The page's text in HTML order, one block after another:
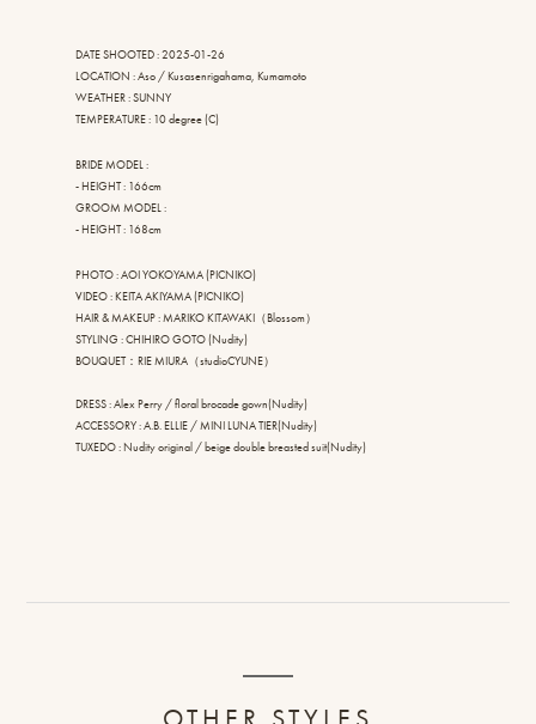
DATE SHOOTED : 2025-01-26
LOCATION : Aso / Kusasenrigahama, Kumamoto
WEATHER : SUNNY
TEMPERATURE : 10 degree (C)
BRIDE MODEL :
- HEIGHT : 166cm
GROOM MODEL :
- HEIGHT : 168cm
PHOTO : AOI YOKOYAMA (PICNIKO)
VIDEO : KEITA AKIYAMA (PICNIKO)
HAIR & MAKEUP : MARIKO KITAWAKI（Blossom）
STYLING : CHIHIRO GOTO (Nudity)
BOUQUET：RIE MIURA（studioCYUNE）
DRESS : Alex Perry / floral brocade gown(Nudity)
ACCESSORY : A.B. ELLIE / MINI LUNA TIER(Nudity)
TUXEDO : Nudity original / beige double breasted suit(Nudity)